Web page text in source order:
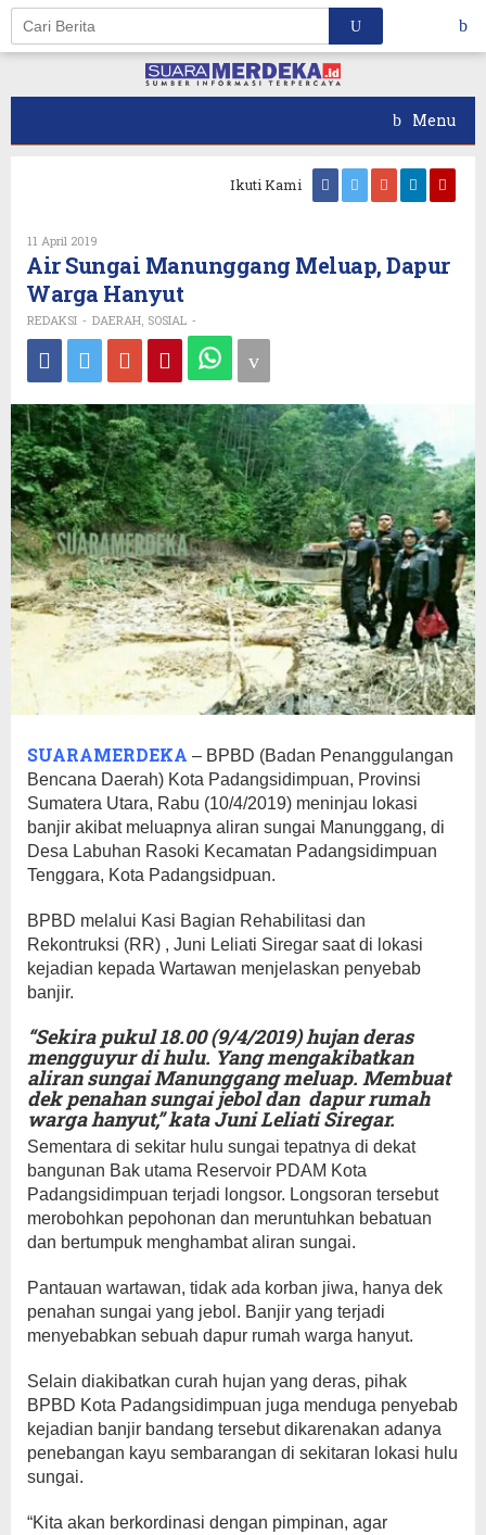
Skip
content
Menu
Ikuti Kami
11 April 2019
REDAKSI
Air Sungai Manunggang Meluap, Dapur
Warga Hanyut
REDAKSI - DAERAH SOSIAL -
SUARAMERDEKA – BPBD (Badan Penanggulangan
Bencana Daerah) Kota Padangsidimpuan, Provinsi
Sumatera Utara, Rabu (10/4/2019) meninjau lokasi
banjir akibat meluapnya aliran sungai Manunggang, di
Desa Labuhan Rasoki Kecamatan Padangsidimpuan
Tenggara, Kota Padangsidpuan.
BPBD melalui Kasi Bagian Rehabilitasi dan
Rekontruksi (RR) , Juni Leliati Siregar saat di lokasi
kejadian kepada Wartawan menjelaskan penyebab
banjir.
“Sekira pukul 18.00 (9/4/2019) hujan deras
mengguyur di hulu. Yang mengakibatkan
aliran sungai Manunggang meluap. Membuat
dek penahan sungai jebol dan dapur rumah
warga hanyut,” kata Juni Leliati Siregar.
Sementara di sekitar hulu sungai tepatnya di dekat
bangunan Bak utama Reservoir PDAM Kota
Padangsidimpuan terjadi longsor. Longsoran tersebut
merobohkan pepohonan dan meruntuhkan bebatuan
dan bertumpuk menghambat aliran sungai.
Pantauan wartawan, tidak ada korban jiwa, hanya dek
penahan sungai yang jebol. Banjir yang terjadi
menyebabkan sebuah dapur rumah warga hanyut.
Selain diakibatkan curah hujan yang deras, pihak
BPBD Kota Padangsidimpuan juga menduga penyebab
kejadian banjir bandang tersebut dikarenakan adanya
penebangan kayu sembarangan di sekitaran lokasi hulu
sungai.
“Kita akan berkordinasi dengan pimpinan, agar